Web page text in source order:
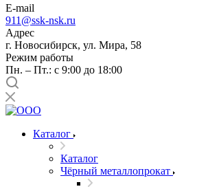
E-mail
911@ssk-nsk.ru
Адрес
г. Новосибирск, ул. Мира, 58
Режим работы
Пн. – Пт.: с 9:00 до 18:00
Каталог
Каталог
Чёрный металлопрокат